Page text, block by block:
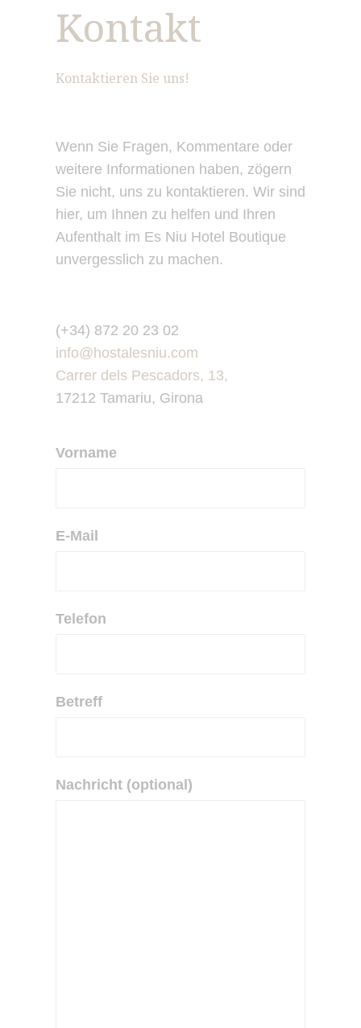
Kontakt
Kontaktieren Sie uns!
Wenn Sie Fragen, Kommentare oder
weitere Informationen haben, zögern
Sie nicht, uns zu kontaktieren. Wir sind
hier, um Ihnen zu helfen und Ihren
Aufenthalt im Es Niu Hotel Boutique
unvergesslich zu machen.
(+34) 872 20 23 02
info@hostalesniu.com
Carrer dels Pescadors, 13,
17212 Tamariu, Girona
Vorname
E-Mail
Telefon
Betreff
Nachricht (optional)